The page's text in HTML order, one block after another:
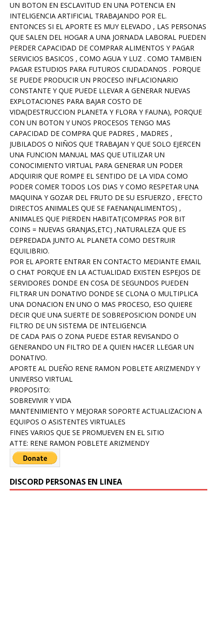
UN BOTON EN ESCLAVITUD EN UNA POTENCIA EN
INTELIGENCIA ARTIFICIAL TRABAJANDO POR EL.
ENTONCES SI EL APORTE ES MUY ELEVADO , LAS PERSONAS
QUE SALEN DEL HOGAR A UNA JORNADA LABORAL PUEDEN
PERDER CAPACIDAD DE COMPRAR ALIMENTOS Y PAGAR
SERVICIOS BASICOS , COMO AGUA Y LUZ . COMO TAMBIEN
PAGAR ESTUDIOS PARA FUTUROS CIUDADANOS . PORQUE
SE PUEDE PRODUCIR UN PROCESO INFLACIONARIO
CONSTANTE Y QUE PUEDE LLEVAR A GENERAR NUEVAS
EXPLOTACIONES PARA BAJAR COSTO DE
VIDA(DESTRUCCION PLANETA Y FLORA Y FAUNA), PORQUE
CON UN BOTON Y UNOS PROCESOS TENGO MAS
CAPACIDAD DE COMPRA QUE PADRES , MADRES ,
JUBILADOS O NIÑOS QUE TRABAJAN Y QUE SOLO EJERCEN
UNA FUNCION MANUAL MAS QUE UTILIZAR UN
CONOCIMIENTO VIRTUAL PARA GENERAR UN PODER
ADQUIRIR QUE ROMPE EL SENTIDO DE LA VIDA COMO
PODER COMER TODOS LOS DIAS Y COMO RESPETAR UNA
MAQUINA Y GOZAR DEL FRUTO DE SU ESFUERZO , EFECTO
DIRECTOS ANIMALES QUE SE FAENAN(ALIMENTOS) ,
ANIMALES QUE PIERDEN HABITAT(COMPRAS POR BIT
COINS = NUEVAS GRANJAS,ETC) ,NATURALEZA QUE ES
DEPREDADA JUNTO AL PLANETA COMO DESTRUIR
EQUILIBRIO.
POR EL APORTE ENTRAR EN CONTACTO MEDIANTE EMAIL
O CHAT PORQUE EN LA ACTUALIDAD EXISTEN ESPEJOS DE
SERVIDORES DONDE EN COSA DE SEGUNDOS PUEDEN
FILTRAR UN DONATIVO DONDE SE CLONA O MULTIPLICA
UNA DONACION EN UNO O MAS PROCESO, ESO QUIERE
DECIR QUE UNA SUERTE DE SOBREPOSICION DONDE UN
FILTRO DE UN SISTEMA DE INTELIGENCIA
DE CADA PAIS O ZONA PUEDE ESTAR REVISANDO O
GENERANDO UN FILTRO DE A QUIEN HACER LLEGAR UN
DONATIVO.
APORTE AL DUEÑO RENE RAMON POBLETE ARIZMENDY Y
UNIVERSO VIRTUAL
PROPOSITO:
SOBREVIVIR Y VIDA
MANTENIMIENTO Y MEJORAR SOPORTE ACTUALIZACION A
EQUIPOS O ASISTENTES VIRTUALES
FINES VARIOS QUE SE PROMUEVEN EN EL SITIO
ATTE: RENE RAMON POBLETE ARIZMENDY
DISCORD PERSONAS EN LINEA